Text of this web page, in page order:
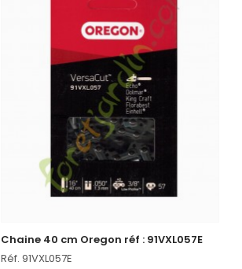
Chaine 40 cm Oregon réf : 91VXL057E
Réf. 91VXL057E